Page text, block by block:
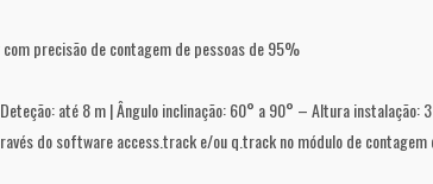
com precisão de contagem de pessoas de 95%
até 8 m | Ângulo inclinação: 60° a 90° – Altura instalação:
do software access.track e/ou q.track no módulo de contagem